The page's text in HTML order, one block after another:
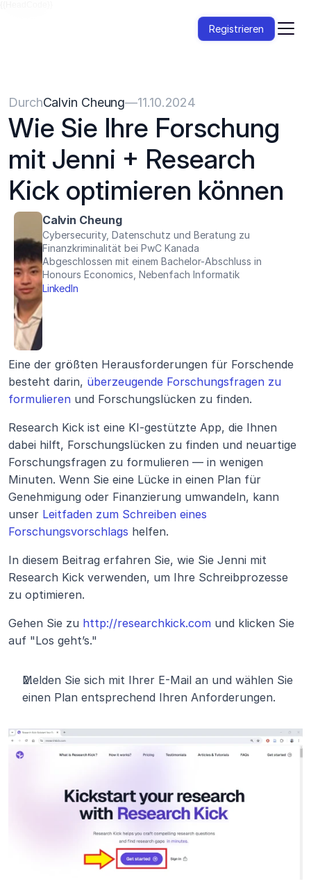
Registrieren
DurchCalvin Cheung—11.10.2024
Wie Sie Ihre Forschung
mit Jenni + Research
Kick optimieren können
Calvin Cheung
Cybersecurity, Datenschutz und Beratung zu
Finanzkriminalität bei PwC Kanada
Abgeschlossen mit einem Bachelor-Abschluss in
Honours Economics, Nebenfach Informatik
LinkedIn
Eine der größten Herausforderungen für Forschende
besteht darin, überzeugende Forschungsfragen zu
formulieren und Forschungslücken zu finden.
Research Kick ist eine KI-gestützte App, die Ihnen
dabei hilft, Forschungslücken zu finden und neuartige
Forschungsfragen zu formulieren — in wenigen
Minuten. Wenn Sie eine Lücke in einen Plan für
Genehmigung oder Finanzierung umwandeln, kann
unser Leitfaden zum Schreiben eines
Forschungsvorschlags helfen.
In diesem Beitrag erfahren Sie, wie Sie Jenni mit
Research Kick verwenden, um Ihre Schreibprozesse
zu optimieren.
Gehen Sie zu http://researchkick.com und klicken Sie
auf "Los geht’s."
Melden Sie sich mit Ihrer E-Mail an und wählen Sie
einen Plan entsprechend Ihren Anforderungen.